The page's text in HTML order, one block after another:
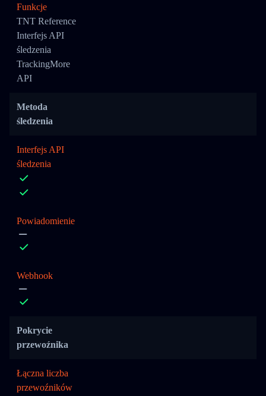
Funkcje
TNT Reference
Interfejs API
śledzenia
TrackingMore
API
Metoda
śledzenia
Interfejs API
śledzenia
Powiadomienie
Webhook
Pokrycie
przewoźnika
Łączna liczba
przewoźników